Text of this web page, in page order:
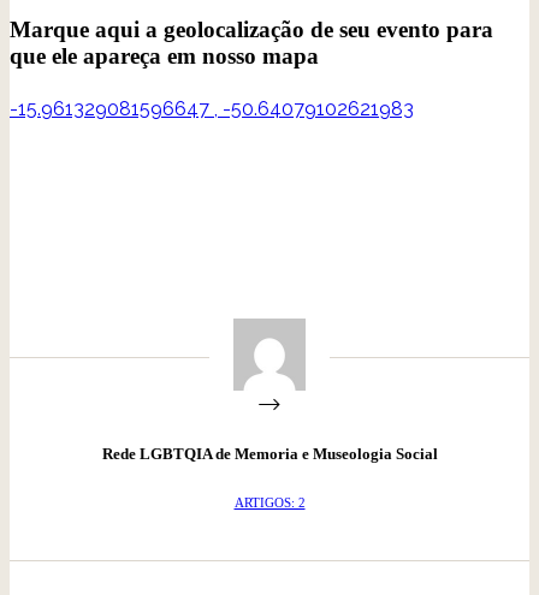
Marque aqui a geolocalização de seu evento para
que ele apareça em nosso mapa
-15.961329081596647 , -50.64079102621983
Rede LGBTQIA de Memoria e Museologia Social
ARTIGOS: 2